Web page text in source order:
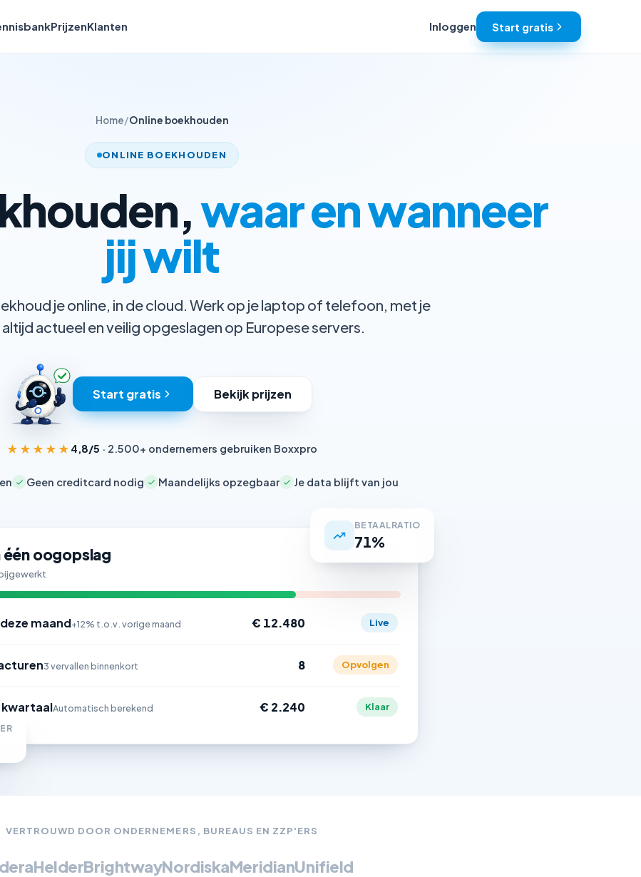
PrijzenKlanten Inloggen Start gratis
Home/Online boekhouden
ONLINE BOEKHOUDEN
waar en wanneer
jij wilt
je online, in de cloud. Werk op je laptop of telefoon, met je
actueel en veilig opgeslagen op Europese servers.
Start gratis Bekijk prijzen
★★★★★ 4,8/5 · 2.500+ ondernemers gebruiken Boxxpro
Geen creditcard nodig Maandelijks opzegbaar Je data blijft van jou
één oogopslag Up-to-date
maand+12% t.o.v. vorige maand € 12.480 Live
3 vervallen binnenkort 8 Opvolgen
Automatisch berekend € 2.240 Klaar
BETAALRATIO
71%
VERTROUWD DOOR ONDERNEMERS, BUREAUS EN ZZP'ERS
HelderBrightwayNordiskaMeridianUnifield